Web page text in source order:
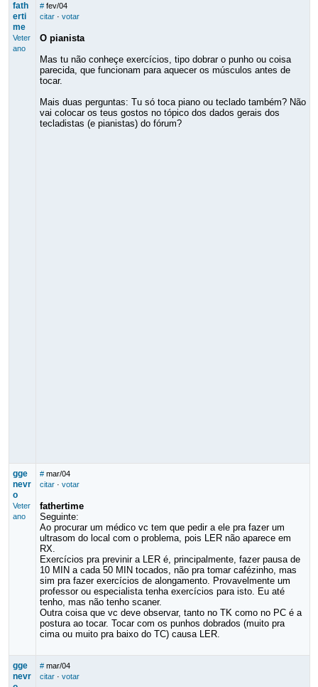
fath
erti
me
Veter
ano
# fev/04
citar· votar
O pianista
Mas tu não conheçe exercícios, tipo dobrar o punho ou coisa
parecida, que funcionam para aquecer os músculos antes de
tocar.
Mais duas perguntas: Tu só toca piano ou teclado também? Não
vai colocar os teus gostos no tópico dos dados gerais dos
tecladistas (e pianistas) do fórum?
gge
nevr
o
Veter
ano
# mar/04
citar· votar
fathertime
Seguinte:
Ao procurar um médico vc tem que pedir a ele pra fazer um
ultrasom do local com o problema, pois LER não aparece em
RX.
Exercícios pra previnir a LER é, principalmente, fazer pausa de
10 MIN a cada 50 MIN tocados, não pra tomar cafézinho, mas
sim pra fazer exercícios de alongamento. Provavelmente um
professor ou especialista tenha exercícios para isto. Eu até
tenho, mas não tenho scaner.
Outra coisa que vc deve observar, tanto no TK como no PC é a
postura ao tocar. Tocar com os punhos dobrados (muito pra
cima ou muito pra baixo do TC) causa LER.
gge
nevr
# mar/04
citar· votar